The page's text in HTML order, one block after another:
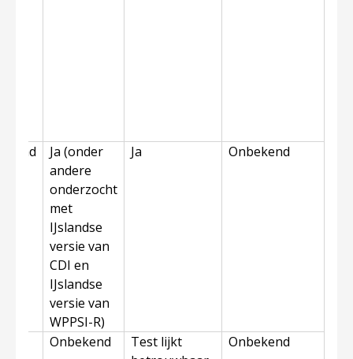
Ja (onder
andere
onderzocht
met
IJslandse
versie van
CDI en
IJslandse
versie van
WPPSI-R)
Ja Onbekend
Onbekend
Test lijkt
Onbekend